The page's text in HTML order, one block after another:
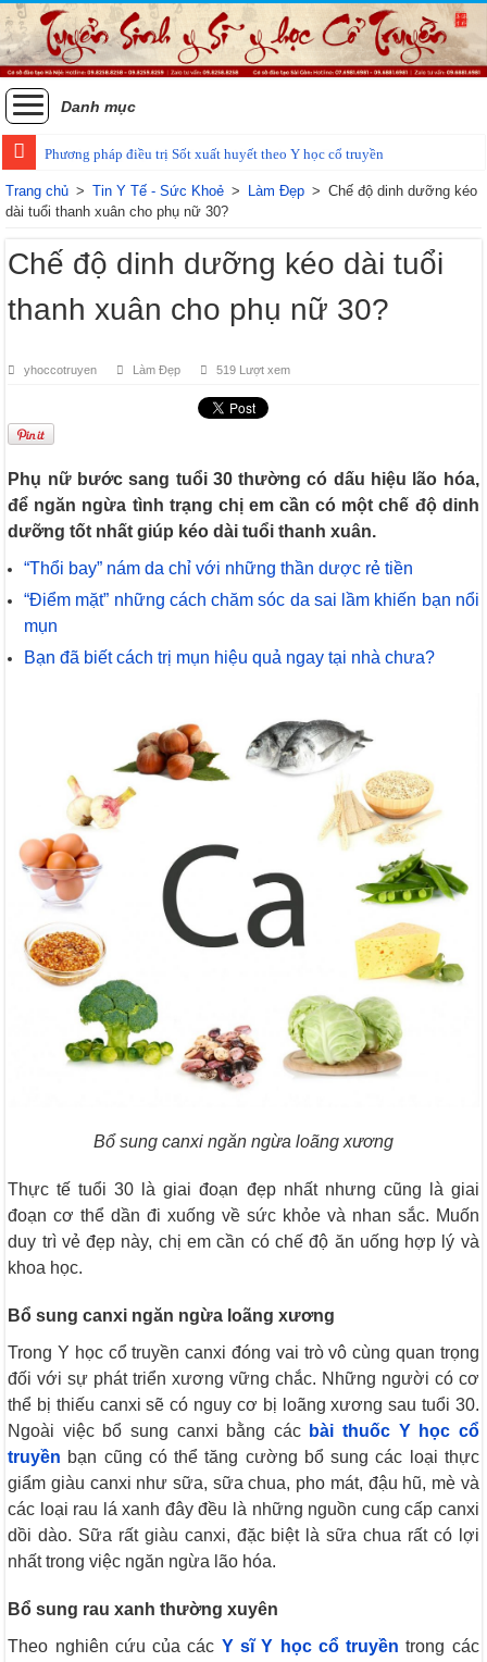
Danh mục
Phương pháp điều trị Sốt xuất huyết theo Y học cổ truyền
Các phương pháp điều trị zona thần kinh bằng Đông y
Trang chủ > Tin Y Tế - Sức Khoẻ > Làm Đẹp > Chế độ dinh dưỡng kéo
dài tuổi thanh xuân cho phụ nữ 30?
Chế độ dinh dưỡng kéo dài tuổi
thanh xuân cho phụ nữ 30?
yhoccotruyen Làm Đẹp 519 Lượt xem
Phụ nữ bước sang tuổi 30 thường có dấu hiệu lão hóa,
để ngăn ngừa tình trạng chị em cần có một chế độ dinh
dưỡng tốt nhất giúp kéo dài tuổi thanh xuân.
“Thổi bay” nám da chỉ với những thần dược rẻ tiền
“Điểm mặt” những cách chăm sóc da sai lầm khiến bạn nổi
mụn
Bạn đã biết cách trị mụn hiệu quả ngay tại nhà chưa?
Bổ sung canxi ngăn ngừa loãng xương
Thực tế tuổi 30 là giai đoạn đẹp nhất nhưng cũng là giai
đoạn cơ thể dần đi xuống về sức khỏe và nhan sắc. Muốn
duy trì vẻ đẹp này, chị em cần có chế độ ăn uống hợp lý và
khoa học.
Bổ sung canxi ngăn ngừa loãng xương
Trong Y học cổ truyền canxi đóng vai trò vô cùng quan trọng
đối với sự phát triển xương vững chắc. Những người có cơ
thể bị thiếu canxi sẽ có nguy cơ bị loãng xương sau tuổi 30.
Ngoài việc bổ sung canxi bằng các bài thuốc Y học cổ
truyền bạn cũng có thể tăng cường bổ sung các loại thực
giẩm giàu canxi như sữa, sữa chua, pho mát, đậu hũ, mè và
các loại rau lá xanh đây đều là những nguồn cung cấp canxi
dồi dào. Sữa rất giàu canxi, đặc biệt là sữa chua rất có lợi
nhất trong việc ngăn ngừa lão hóa.
Bổ sung rau xanh thường xuyên
Theo nghiên cứu của các Y sĩ Y học cổ truyền trong các